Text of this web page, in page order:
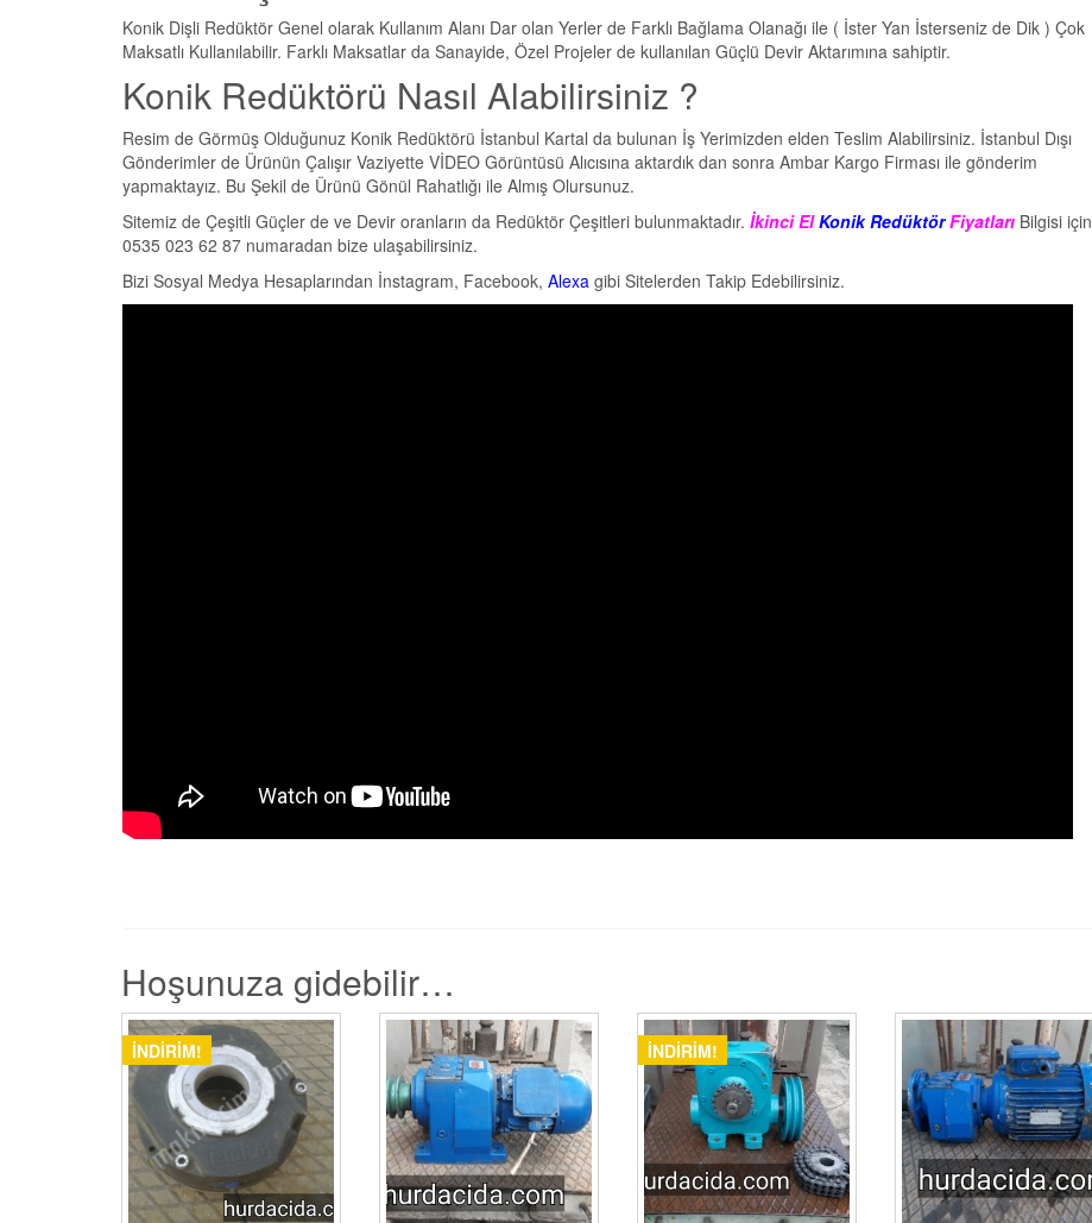
Konik Dişli Redüktör Genel olarak Kullanım Alanı Dar olan Yerler de Farklı Bağlama Olanağı ile ( İster Yan İsterseniz de Dik ) Çok
Maksatlı Kullanılabilir. Farklı Maksatlar da Sanayide, Özel Projeler de kullanılan Güçlü Devir Aktarımına sahiptir.
Konik Redüktörü Nasıl Alabilirsiniz ?
Resim de Görmüş Olduğunuz Konik Redüktörü İstanbul Kartal da bulunan İş Yerimizden elden Teslim Alabilirsiniz. İstanbul Dışı
Gönderimler de Ürünün Çalışır Vaziyette VİDEO Görüntüsü Alıcısına aktardık dan sonra Ambar Kargo Firması ile gönderim
yapmaktayız. Bu Şekil de Ürünü Gönül Rahatlığı ile Almış Olursunuz.
Sitemiz de Çeşitli Güçler de ve Devir oranların da Redüktör Çeşitleri bulunmaktadır. İkinci ElKonik RedüktörFiyatları Bilgisi için
0535 023 62 87 numaradan bize ulaşabilirsiniz.
Bizi Sosyal Medya Hesaplarından İnstagram, Facebook, Alexa gibi Sitelerden Takip Edebilirsiniz.
Hoşunuza gidebilir…
İNDIRIM! İNDIRIM!